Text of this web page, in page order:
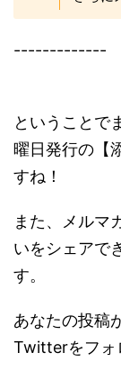
-------------
ということで
曜日発行の【
すね！
また、メルマ
いをシェアで
す。
あなたの投稿
Twitterをフォ